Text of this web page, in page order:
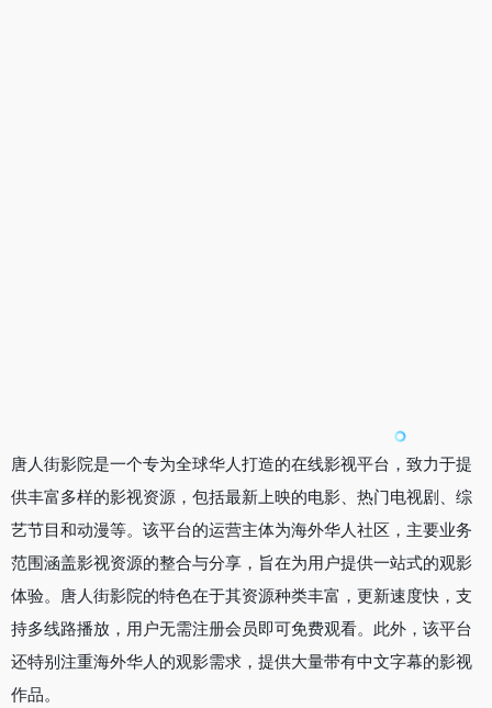
唐人街影院是一个专为全球华人打造的在线影视平台，致力于提
供丰富多样的影视资源，包括最新上映的电影、热门电视剧、综
艺节目和动漫等。该平台的运营主体为海外华人社区，主要业务
范围涵盖影视资源的整合与分享，旨在为用户提供一站式的观影
体验。唐人街影院的特色在于其资源种类丰富，更新速度快，支
持多线路播放，用户无需注册会员即可免费观看。此外，该平台
还特别注重海外华人的观影需求，提供大量带有中文字幕的影视
作品。